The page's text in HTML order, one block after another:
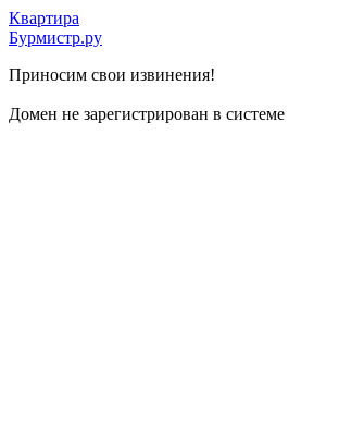
Квартира
Бурмистр.ру
Приносим свои извинения!
Домен не зарегистрирован в системе